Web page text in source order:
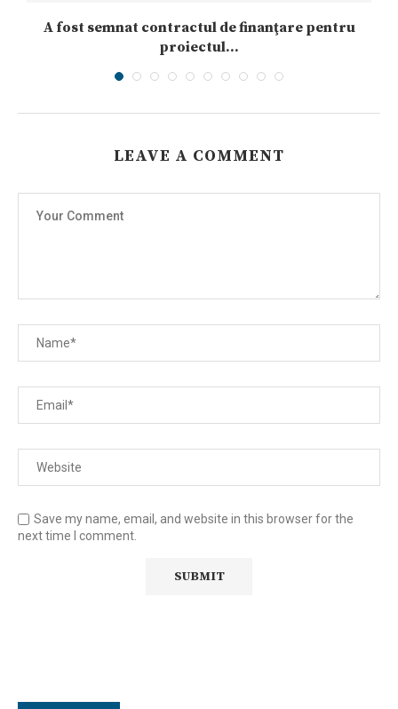
A fost semnat contractul de finanţare pentru
proiectul...
22/09/2022
LEAVE A COMMENT
Save my name, email, and website in this browser for the
next time I comment.